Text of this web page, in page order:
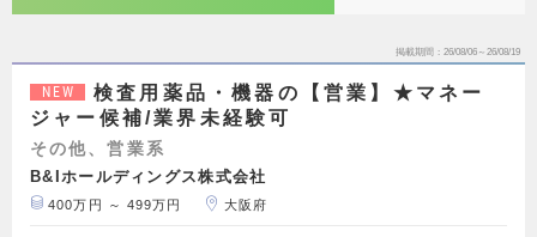
掲載期間 26/08/06～26/08/19
NEW
検査用薬品・機器の【営業】★マネー
ジャー候補/業界未経験可
その他、営業系
B&Iホールディングス株式会社
400万円 ～ 499万円 大阪府